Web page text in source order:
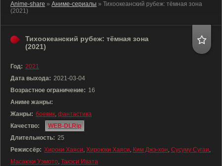
Anime-share » Аниме-сериалы » Тихоокеанский рубеж: тёмная зона
(2021)
Тихоокеанский рубеж: тёмная зона
(2021)
Год: 2021
Дата выхода: 2021-03-04
Возрастное ограничение: 16
Аниме жанры:
Жанры: боевик, фантастика
Качество:
WEB-DLRip
Длительность: 25
Режиссёр: Хироки Хаяси, Хироюки Хаяси, Ким Джэ-хон, Сусуму Сугаи,
Масаюки Уэмото, Такэси Ивата